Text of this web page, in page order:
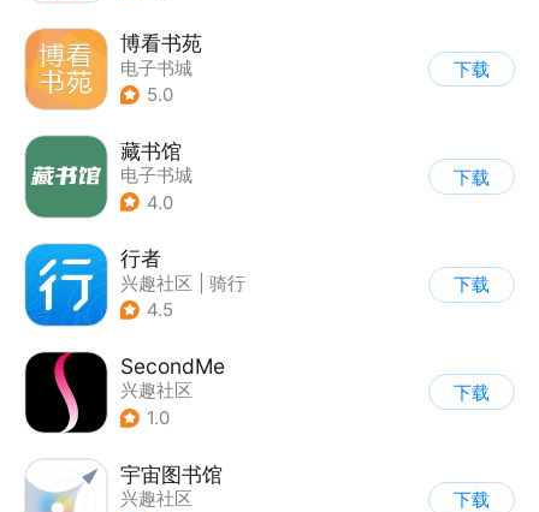
博看书苑
电子书城
5.0
下载
藏书馆
电子书城
4.0
下载
行者
兴趣社区
骑行
4.5
下载
SecondMe
兴趣社区
1.0
下载
宇宙图书馆
兴趣社区
下载